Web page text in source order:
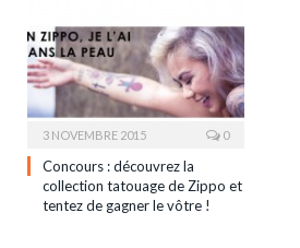
3 NOVEMBRE 2015 0
Concours : découvrez la
collection tatouage de Zippo et
tentez de gagner le vôtre !